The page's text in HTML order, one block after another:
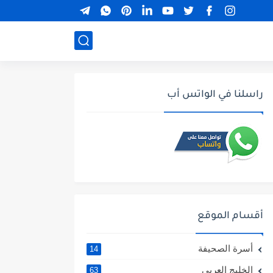
راسلنا في الواتس أب
أقسام الموقع
أسرة الصحيفة 14
الخليج العربي 63